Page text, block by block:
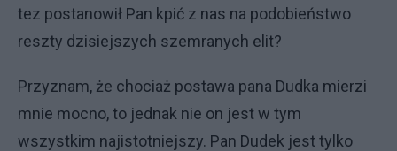
tez postanowił Pan kpić z nas na podobieństwo
reszty dzisiejszych szemranych elit?
Przyznam, że chociaż postawa pana Dudka mierzi
mnie mocno, to jednak nie on jest w tym
wszystkim najistotniejszy. Pan Dudek jest tylko